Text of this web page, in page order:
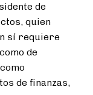
de
quien
sí requiere
de
de finanzas,